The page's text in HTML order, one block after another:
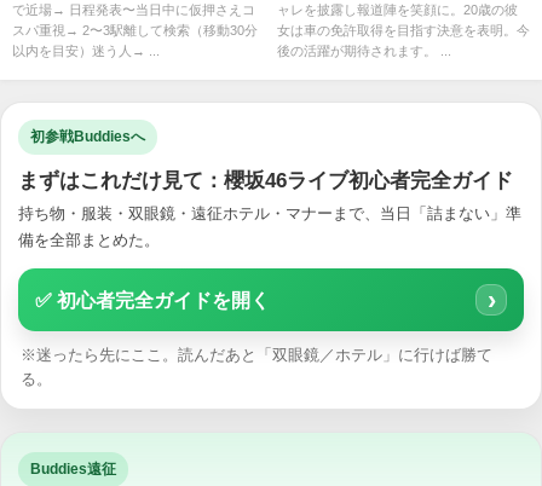
で近場→ 日程発表〜当日中に仮押さえコ
スパ重視→ 2〜3駅離して検索（移動30分
以内を目安）迷う人→ ...
ャレを披露し報道陣を笑顔に。20歳の彼
女は車の免許取得を目指す決意を表明。今
後の活躍が期待されます。 ...
初参戦Buddiesへ
まずはこれだけ見て：櫻坂46ライブ初心者完全ガイド
持ち物・服装・双眼鏡・遠征ホテル・マナーまで、当日「詰まない」準
備を全部まとめた。
✅ 初心者完全ガイドを開く ›
※迷ったら先にここ。読んだあと「双眼鏡／ホテル」に行けば勝て
る。
Buddies遠征